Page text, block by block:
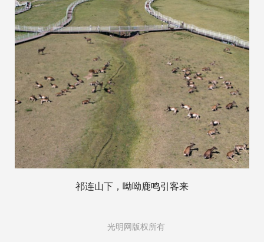
祁连山下，呦呦鹿鸣引客来
光明网版权所有